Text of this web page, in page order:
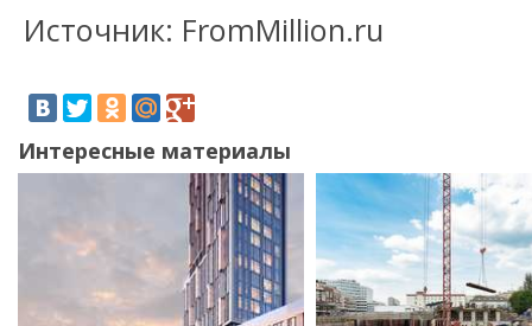
Источник: FromMillion.ru
Интересные материалы